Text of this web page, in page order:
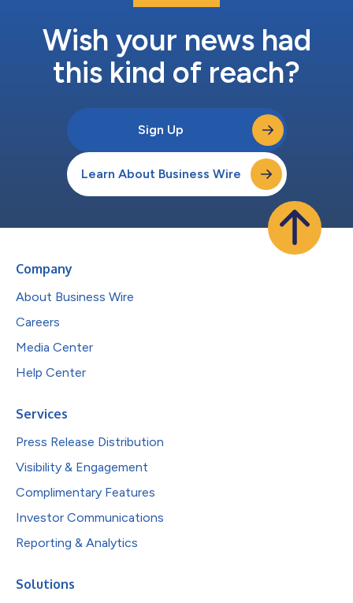
Wish your news had
this kind of reach?
Sign Up
Learn About Business Wire
Company
About Business Wire
Careers
Media Center
Help Center
Services
Press Release Distribution
Visibility & Engagement
Complimentary Features
Investor Communications
Reporting & Analytics
Solutions